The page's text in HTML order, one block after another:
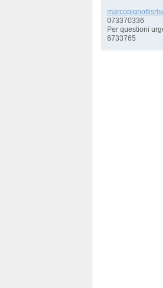
marcopignottisrl
073370336
Per questioni
6733765